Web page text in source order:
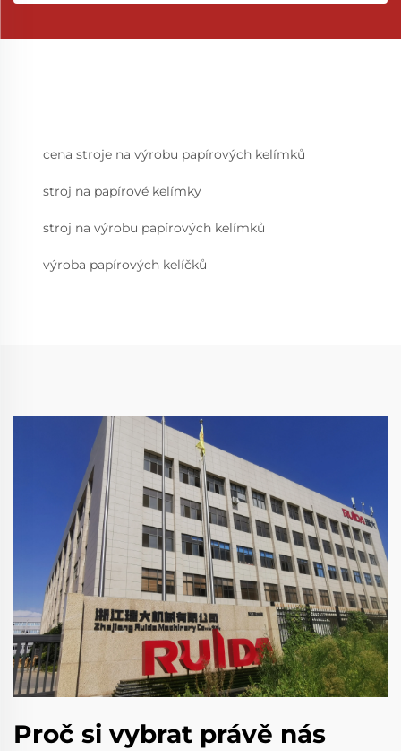
cena stroje na výrobu papírových kelímků
stroj na papírové kelímky
stroj na výrobu papírových kelímků
výroba papírových kelíčků
Proč si vybrat právě nás